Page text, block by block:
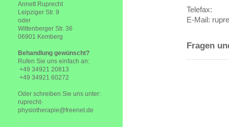
Telefax:
E-Mail:
Fragen
Annett Ruprecht
Leipziger Str. 9
oder
Wittenberger Str. 36
06901 Kemberg
Behandlung gewünscht?
Rufen Sie uns einfach an:
+49 34921 20813
+49 34921 60272
Oder schreiben Sie uns unter:
ruprecht-
physiotherapie@freenet.de